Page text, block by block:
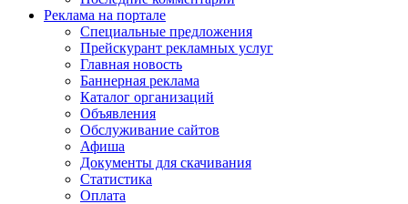
Реклама на портале
Специальные предложения
Прейскурант рекламных услуг
Главная новость
Баннерная реклама
Каталог организаций
Объявления
Обслуживание сайтов
Афиша
Документы для скачивания
Статистика
Оплата